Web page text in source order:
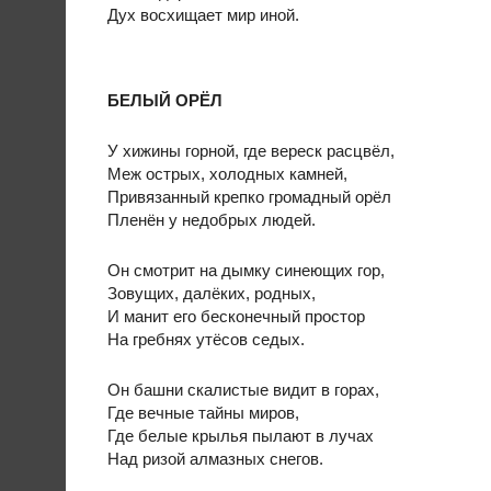
Дух восхищает мир иной.
БЕЛЫЙ ОРЁЛ
У хижины горной, где вереск расцвёл,
Меж острых, холодных камней,
Привязанный крепко громадный орёл
Пленён у недобрых людей.
Он смотрит на дымку синеющих гор,
Зовущих, далёких, родных,
И манит его бесконечный простор
На гребнях утёсов седых.
Он башни скалистые видит в горах,
Где вечные тайны миров,
Где белые крылья пылают в лучах
Над ризой алмазных снегов.